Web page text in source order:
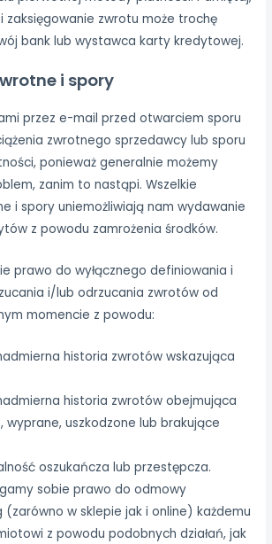
zaksięgowanie zwrotu może trochę
bank lub wystawca karty kredytowej.
i spory
przez e-mail przed otwarciem sporu
zwrotnego sprzedawcy lub sporu
ponieważ generalnie możemy
zanim to nastąpi. Wszelkie
i spory uniemożliwiają nam wydawanie
z powodu zamrożenia środków.
prawo do wyłącznego definiowania i
i/lub odrzucania zwrotów od
momencie z powodu:
historia zwrotów wskazująca
historia zwrotów obejmująca
wyprane, uszkodzone lub brakujące
oszukańcza lub przestępcza.
sobie prawo do odmowy
(zarówno w sklepie jak i online) każdemu
z powodu podobnych działań, jak